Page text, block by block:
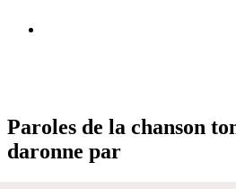
Paroles de la chanson
daronne par